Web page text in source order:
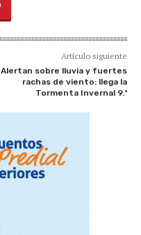
Artículo siguiente
Alertan sobre lluvia y fuertes
rachas de viento: llega la
Tormenta Invernal 9.ª